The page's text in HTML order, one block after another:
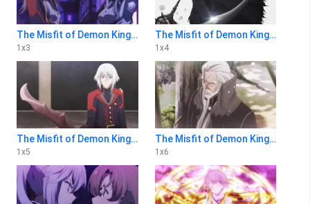
The Misfit of Demon King Academy 1x3
1 x3
The Misfit of Demon King Academy 1x4
1 x4
The Misfit of Demon King Academy 1x5
1 x5
The Misfit of Demon King Academy 1x6
1 x6